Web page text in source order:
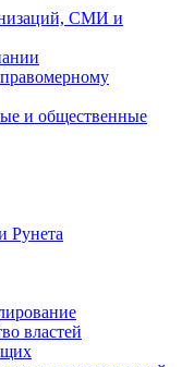
СМИ и
и общественные
Рунета
властей